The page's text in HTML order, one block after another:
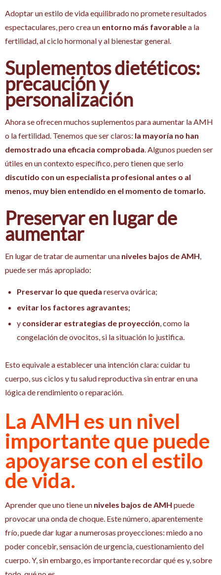
Adoptar un estilo de vida equilibrado no promete resultados
espectaculares, pero crea un entorno más favorablea la
fertilidad, al ciclo hormonal y al bienestar general.
Suplementos dietéticos:
precaución y
personalización
Ahora se ofrecen muchos suplementos para aumentar la AMH
o la fertilidad. Tenemos que ser claros: la mayoría no han
demostrado una eficacia comprobada. Algunos pueden ser
útiles en un contexto específico, pero tienen que serlo
discutido con un especialista profesional antes o al
menos, muy bien entendido en el momento de tomarlo.
Preservar en lugar de
aumentar
En lugar de tratar de aumentar una niveles bajos de AMH,
puede ser más apropiado:
Preservar lo que queda reserva ovárica;
evitar los factores agravantes;
y considerar estrategias de proyección, como la
congelación de ovocitos, si la situación lo justifica.
Esto equivale a establecer una intención clara: cuidar tu
cuerpo, sus ciclos y tu salud reproductiva sin entrar en una
lógica de rendimiento o reparación.
La AMH es un nivel
importante que puede
apoyarse con el estilo
de vida.
Aprender que uno tiene un niveles bajos de AMH puede
provocar una onda de choque. Este número, aparentemente
frío, puede dar lugar a numerosas proyecciones: miedo a no
poder concebir, sensación de urgencia, cuestionamiento del
cuerpo. Y, sin embargo, es importante recordar qué es y, sobre